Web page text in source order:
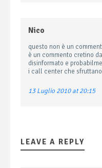
Nico
questo non è un
è un commento cretino
disinformato e
i call center che
13 Luglio 2010 at 20:15
LEAVE A REPLY